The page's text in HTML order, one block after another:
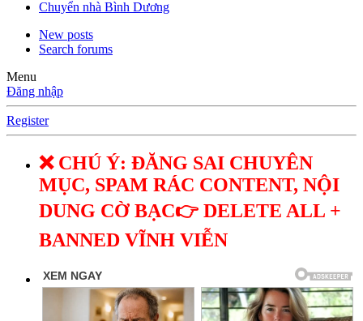
Chuyển nhà Bình Dương
New posts
Search forums
Menu
Đăng nhập
Register
❌ CHÚ Ý: ĐĂNG SAI CHUYÊN
MỤC, SPAM RÁC CONTENT, NỘI
DUNG CỜ BẠC👉 DELETE ALL +
BANNED VĨNH VIỄN